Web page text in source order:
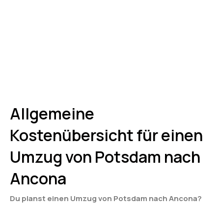
Allgemeine
Kostenübersicht für einen
Umzug von Potsdam nach
Ancona
Du planst einen Umzug von Potsdam nach Ancona?